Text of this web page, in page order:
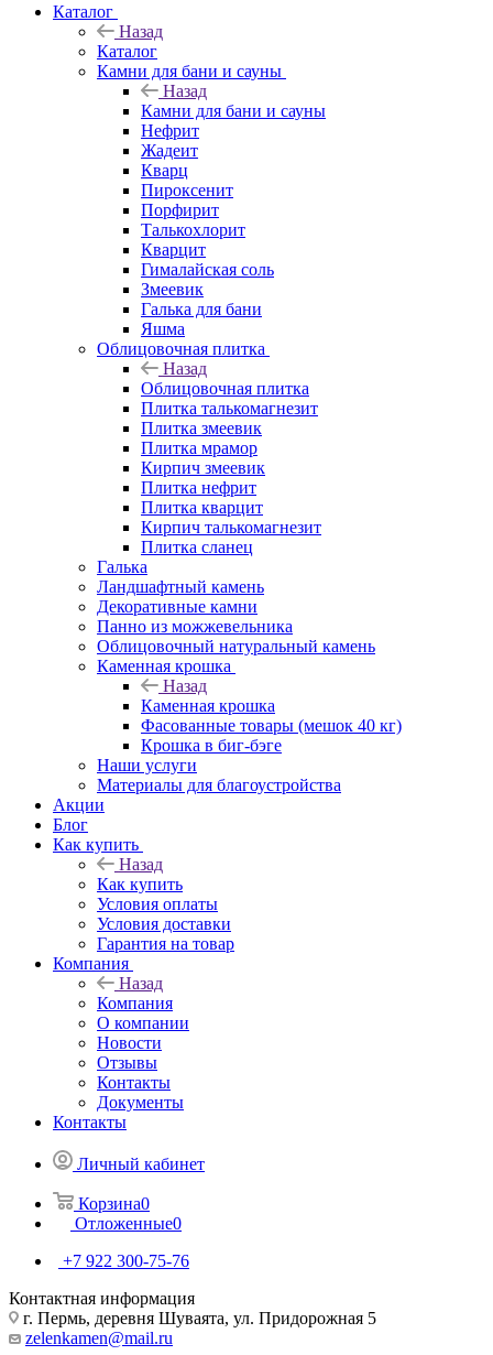
Каталог
Назад
Каталог
Камни для бани и сауны
Назад
Камни для бани и сауны
Нефрит
Жадеит
Кварц
Пироксенит
Порфирит
Талькохлорит
Кварцит
Гималайская соль
Змеевик
Галька для бани
Яшма
Облицовочная плитка
Назад
Облицовочная плитка
Плитка талькомагнезит
Плитка змеевик
Плитка мрамор
Кирпич змеевик
Плитка нефрит
Плитка кварцит
Кирпич талькомагнезит
Плитка сланец
Галька
Ландшафтный камень
Декоративные камни
Панно из можжевельника
Облицовочный натуральный камень
Каменная крошка
Назад
Каменная крошка
Фасованные товары (мешок 40 кг)
Крошка в биг-бэге
Наши услуги
Материалы для благоустройства
Акции
Блог
Как купить
Назад
Как купить
Условия оплаты
Условия доставки
Гарантия на товар
Компания
Назад
Компания
О компании
Новости
Отзывы
Контакты
Документы
Контакты
Личный кабинет
Корзина0
Отложенные0
+7 922 300-75-76
Контактная информация
г. Пермь, деревня Шуваята, ул. Придорожная 5
zelenkamen@mail.ru